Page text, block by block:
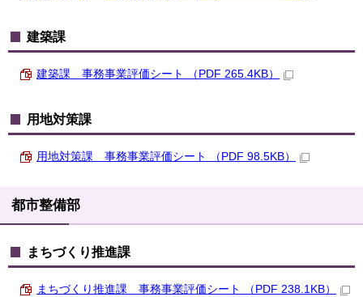
建築課
建築課 事務事業評価シート （PDF 265.4KB）
用地対策課
用地対策課 事務事業評価シート （PDF 98.5KB）
都市整備部
まちづくり推進課
まちづくり推進課 事務事業評価シート （PDF 238.1KB）